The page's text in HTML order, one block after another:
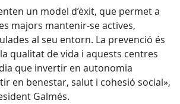
un model d’èxit, que permet a
majors mantenir-se actives,
al seu entorn. La prevenció és
qualitat de vida i aquests centres
que invertir en autonomia
en benestar, salut i cohesió social»,
Galmés.